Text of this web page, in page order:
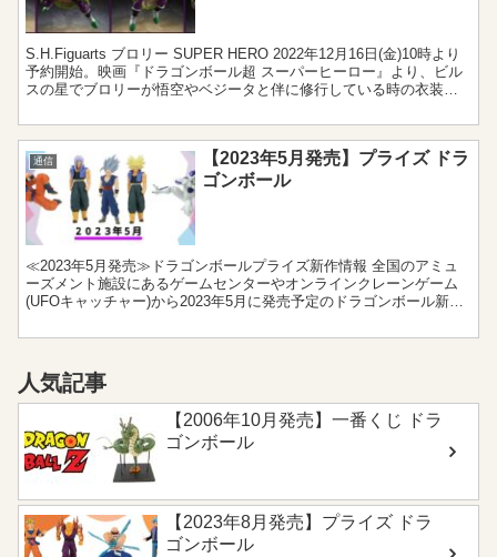
S.H.Figuarts ブロリー SUPER HERO 2022年12月16日(金)10時より
予約開始。映画『ドラゴンボール超 スーパーヒーロー』より、ビル
スの星でブロリーが悟空やベジータと伴に修行している時の衣装で
通信
【2023年5月発売】プライズ ドラ
ゴンボール
≪2023年5月発売≫ドラゴンボールプライズ新作情報 全国のアミュ
ーズメント施設にあるゲームセンターやオンラインクレーンゲーム
(UFOキャッチャー)から2023年5月に発売予定のドラゴンボール新作
人気記事
【2006年10月発売】一番くじ ドラ
ゴンボール
【2023年8月発売】プライズ ドラ
ゴンボール